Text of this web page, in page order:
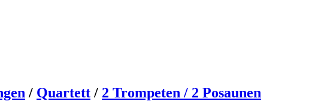
/ Quartett / 2 Trompeten / 2 Posaunen